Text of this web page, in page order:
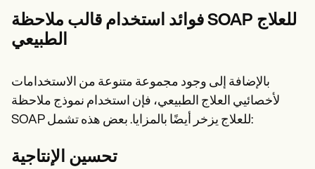
فوائد استخدام قالب ملاحظة SOAP للعلاج
الطبيعي
بالإضافة إلى وجود مجموعة متنوعة من الاستخدامات
لأخصائيي العلاج الطبيعي، فإن استخدام نموذج ملاحظة
SOAP للعلاج يزخر أيضًا بالمزايا. بعض هذه تشمل:
تحسين الإنتاجية